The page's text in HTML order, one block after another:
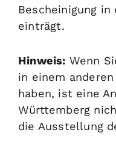
Bescheinigung
einträgt.
Hinweis: Wenn
in einem
haben, ist eine
Württemberg
die Ausstellung